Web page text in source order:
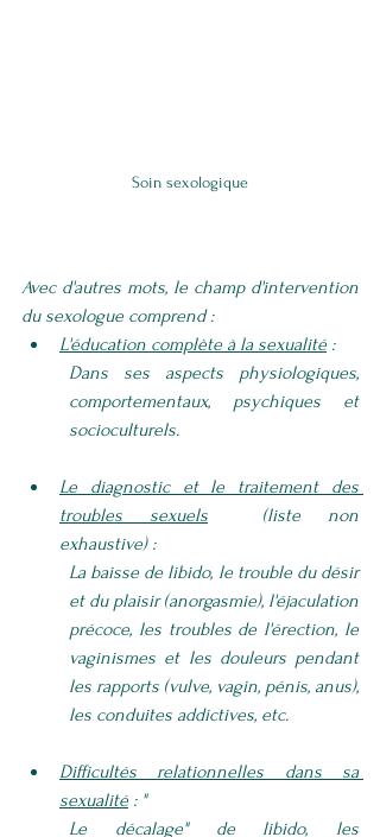
Soin sexologique
Avec d'autres mots, le champ d'intervention
du sexologue comprend :
L'éducation complète à la sexualité :
Dans ses aspects physiologiques,
comportementaux, psychiques et
socioculturels.
Le diagnostic et le traitement des
troubles sexuels
  (liste non
exhaustive) :
La baisse de libido, le trouble du désir
et du plaisir (anorgasmie), l'éjaculation
précoce, les troubles de l'érection, le
vaginismes et les douleurs pendant
les rapports (vulve, vagin, pénis, anus),
les conduites addictives, etc.
Difficultés relationnelles dans sa
sexualité : "
Le décalage" de libido, les